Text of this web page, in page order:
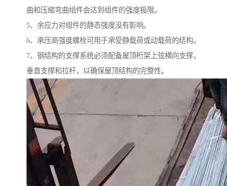
曲和压缩弯曲组件会达到组件的强度极限。
5、余应力对组件的静态强度没有影响。
6、承压高强度螺栓可用于承受静载荷或动载荷的结构。
7、钢结构的支撑系统必须配备屋顶桁架上弦横向支撑，
垂直支撑和拉杆，以确保屋顶结构的完整性。